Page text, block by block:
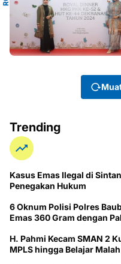
Trending
Kasus Emas Ilegal di
Penegakan Hukum
6 Oknum Polisi Polres
Emas 360 Gram dengan
H. Pahmi Kecam SMAN 2
MPLS hingga Belajar